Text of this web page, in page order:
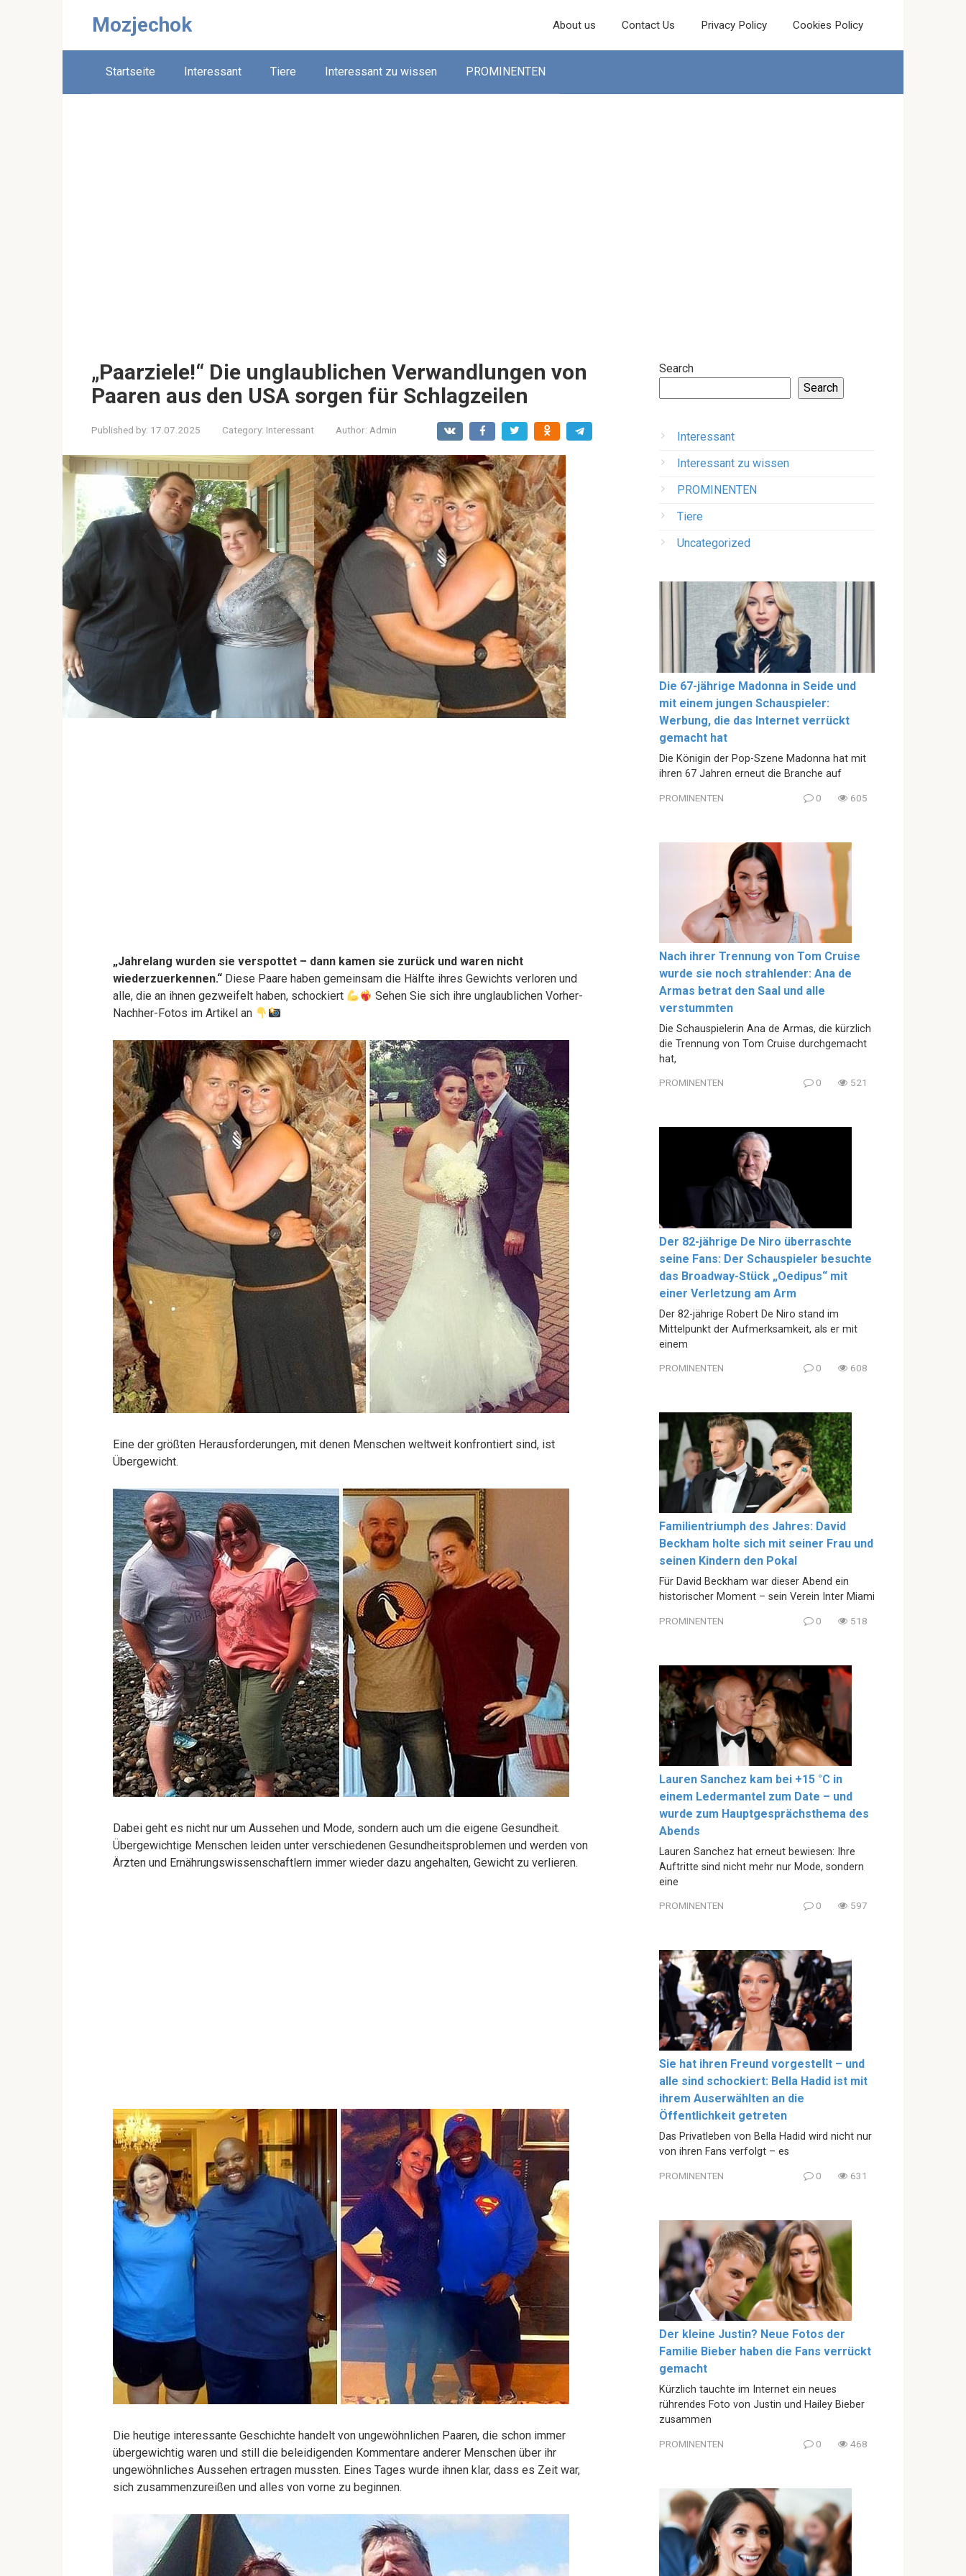
Mozjechok About us Contact Us Privacy Policy Cookies Policy
Startseite Interessant Tiere Interessant zu wissen PROMINENTEN
„Paarziele!“ Die unglaublichen Verwandlungen von
Paaren aus den USA sorgen für Schlagzeilen
Published by: 17.07.2025 Category: Interessant Author: Admin
„Jahrelang wurden sie verspottet – dann kamen sie zurück und waren nicht
wiederzuerkennen.“ Diese Paare haben gemeinsam die Hälfte ihres Gewichts verloren und
alle, die an ihnen gezweifelt haben, schockiert
Sehen Sie sich ihre unglaublichen Vorher-
Nachher-Fotos im Artikel an
Eine der größten Herausforderungen, mit denen Menschen weltweit konfrontiert sind, ist
Übergewicht.
Dabei geht es nicht nur um Aussehen und Mode, sondern auch um die eigene Gesundheit.
Übergewichtige Menschen leiden unter verschiedenen Gesundheitsproblemen und werden von
Ärzten und Ernährungswissenschaftlern immer wieder dazu angehalten, Gewicht zu verlieren.
Die heutige interessante Geschichte handelt von ungewöhnlichen Paaren, die schon immer
übergewichtig waren und still die beleidigenden Kommentare anderer Menschen über ihr
ungewöhnliches Aussehen ertragen mussten. Eines Tages wurde ihnen klar, dass es Zeit war,
sich zusammenzureißen und alles von vorne zu beginnen.
Search
Search
Interessant
Interessant zu wissen
PROMINENTEN
Tiere
Uncategorized
Die 67-jährige Madonna in Seide und
mit einem jungen Schauspieler:
Werbung, die das Internet verrückt
gemacht hat
Die Königin der Pop-Szene Madonna hat mit
ihren 67 Jahren erneut die Branche auf
PROMINENTEN 0 605
Nach ihrer Trennung von Tom Cruise
wurde sie noch strahlender: Ana de
Armas betrat den Saal und alle
verstummten
Die Schauspielerin Ana de Armas, die kürzlich
die Trennung von Tom Cruise durchgemacht
hat,
PROMINENTEN 0 521
Der 82-jährige De Niro überraschte
seine Fans: Der Schauspieler besuchte
das Broadway-Stück „Oedipus“ mit
einer Verletzung am Arm
Der 82-jährige Robert De Niro stand im
Mittelpunkt der Aufmerksamkeit, als er mit
einem
PROMINENTEN 0 608
Familientriumph des Jahres: David
Beckham holte sich mit seiner Frau und
seinen Kindern den Pokal
Für David Beckham war dieser Abend ein
historischer Moment – sein Verein Inter Miami
PROMINENTEN 0 518
Lauren Sanchez kam bei +15 °C in
einem Ledermantel zum Date – und
wurde zum Hauptgesprächsthema des
Abends
Lauren Sanchez hat erneut bewiesen: Ihre
Auftritte sind nicht mehr nur Mode, sondern
eine
PROMINENTEN 0 597
Sie hat ihren Freund vorgestellt – und
alle sind schockiert: Bella Hadid ist mit
ihrem Auserwählten an die
Öffentlichkeit getreten
Das Privatleben von Bella Hadid wird nicht nur
von ihren Fans verfolgt – es
PROMINENTEN 0 631
Der kleine Justin? Neue Fotos der
Familie Bieber haben die Fans verrückt
gemacht
Kürzlich tauchte im Internet ein neues
rührendes Foto von Justin und Hailey Bieber
zusammen
PROMINENTEN 0 468